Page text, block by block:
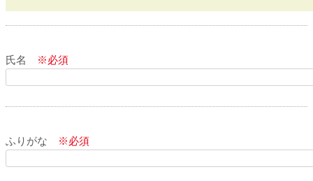
氏名 ※必須
ふりがな ※必須